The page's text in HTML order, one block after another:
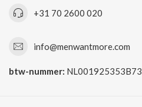
+31 70 2600 020
info@menwantmore.com
btw-nummer: NL001925353B73